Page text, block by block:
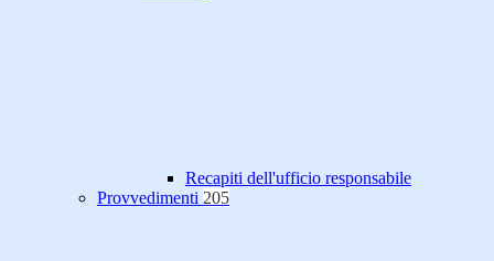
Recapiti dell'ufficio responsabile
Provvedimenti 205